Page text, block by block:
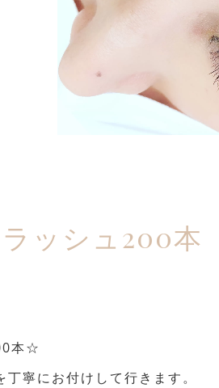
ラッシュ200
本☆
寧にお付けして行きます。